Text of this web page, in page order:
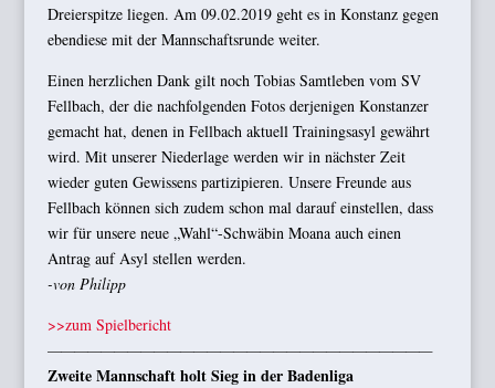
Dreierspitze liegen. Am 09.02.2019 geht es in Konstanz gegen
ebendiese mit der Mannschaftsrunde weiter.
Einen herzlichen Dank gilt noch Tobias Samtleben vom SV
Fellbach, der die nachfolgenden Fotos derjenigen Konstanzer
gemacht hat, denen in Fellbach aktuell Trainingsasyl gewährt
wird. Mit unserer Niederlage werden wir in nächster Zeit
wieder guten Gewissens partizipieren. Unsere Freunde aus
Fellbach können sich zudem schon mal darauf einstellen, dass
wir für unsere neue „Wahl“-Schwäbin Moana auch einen
Antrag auf Asyl stellen werden.
-von Philipp
>>zum Spielbericht
—————————————————————————————
Zweite Mannschaft holt Sieg in der Badenliga